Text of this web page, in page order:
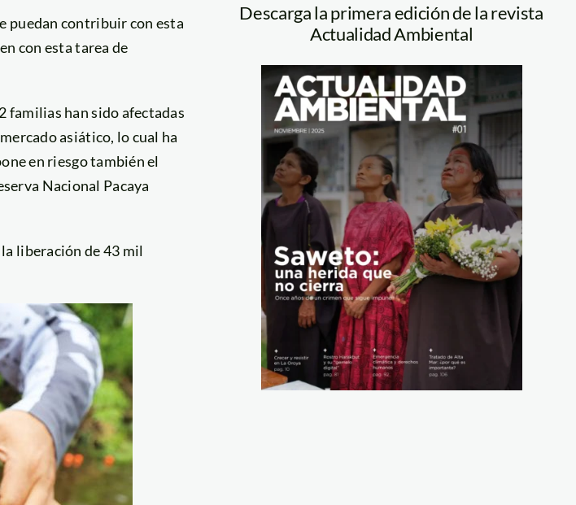
puedan contribuir con esta
con esta tarea de
familias han sido afectadas
asiático, lo cual ha
en riesgo también el
Nacional Pacaya
la liberación de 43 mil
Descarga la primera edición de la revista
Actualidad Ambiental